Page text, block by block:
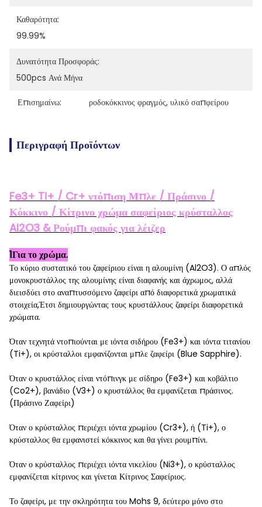
Καθαρότητα:
99.99%
Δυνατότητα Προσφοράς:
500pcs Ανά Μήνα
Επισημαίνω: ροδοκόκκινος φραγμός, υλικό σαπφείρου
Περιγραφή Προϊόντων
Fe3+ Ti+ / Cr+ ντόπιση Μπλε / Πράσινο /
Κόκκινο / Κίτρινο χρώμα σαφείριος κρύσταλλος
Al2O3 & Ρούμπι φακός για λέιζερ
1Για το χρώμα.
Το κύριο συστατικό του ζαφείριου είναι η αλουμίνη (Al2O3). Ο απλός
μονοκρυστάλλος της αλουμίνης είναι διαφανής και άχρωμος, αλλά
διεισδύει στο αναπτυσσόμενο ζαφείρι από διαφορετικά χρωματικά
στοιχεία,Έτσι δημιουργώντας τους κρυστάλλους ζαφείρι διαφορετικά
χρώματα.
Όταν τεχνητά ντοπιούνται με ιόντα σιδήρου (Fe3+) και ιόντα τιτανίου
(Ti+), οι κρύσταλλοι εμφανίζονται μπλε ζαφείρι (Blue Sapphire).
Όταν ο κρυστάλλος είναι ντόπινγκ με σίδηρο (Fe3+) και κοβάλτιο
(Co2+), βανάδιο (V3+) ο κρυστάλλος θα εμφανίζεται πράσινος.
(Πράσινο Ζαφείρι)
Όταν ο κρύσταλλος περιέχει ιόντα χρωμίου (Cr3+), ή (Ti+), ο
κρύσταλλος θα εμφανιστεί κόκκινος και θα γίνει ρουμπίνι.
Όταν ο κρύσταλλος περιέχει ιόντα νικελίου (Ni3+), ο κρύσταλλος
εμφανίζεται κίτρινος και γίνεται Κίτρινος Σαφείριος.
Το ζαφείρι, με την σκληρότητα του Mohs 9, δεύτερο μόνο στο